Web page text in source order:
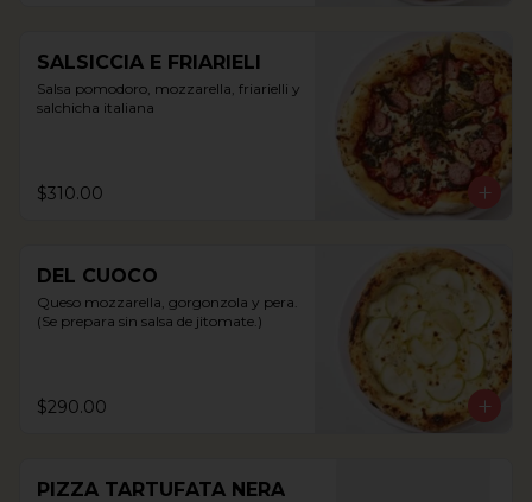
SALSICCIA E FRIARIELI
Salsa pomodoro, mozzarella, friarielli y
salchicha italiana
$310.00
DEL CUOCO
Queso mozzarella, gorgonzola y pera.
(Se prepara sin salsa de jitomate.)
$290.00
PIZZA TARTUFATA NERA